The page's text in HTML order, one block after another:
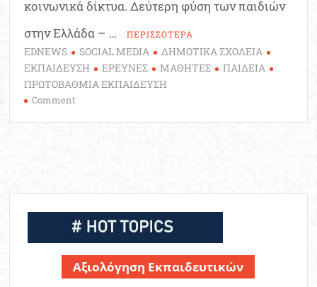
κοινωνικά δίκτυα. Δεύτερη φύση των παιδιών
στην Ελλάδα – …
ΠΕΡΙΣΣΟΤΕΡΑ
EDNEWS SOCIAL MEDIA
ΔΗΜΟΤΙΚΑ ΣΧΟΛΕΙΑ
ΕΚΠΑΙΔΕΥΣΗ
ΕΡΕΥΝΕΣ ΜΑΘΗΤΕΣ
ΠΑΙΔΕΙΑ
ΠΡΩΤΟΒΑΘΜΙΑ ΕΚΠΑΙΔΕΥΣΗ
Comment
δημοτικού
έχουν
στα
Social
Αξιολόγηση Εκπαιδευτικών